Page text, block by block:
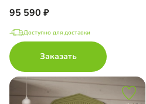
95 590
Доступно для доставки
Заказать